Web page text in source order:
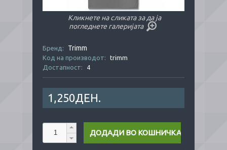
Кликнете на сликата за да ја
погледнете галеријата
Бренд: Trimm
Код на производот:
trimm
Достапност:
4
1,250ДЕН.